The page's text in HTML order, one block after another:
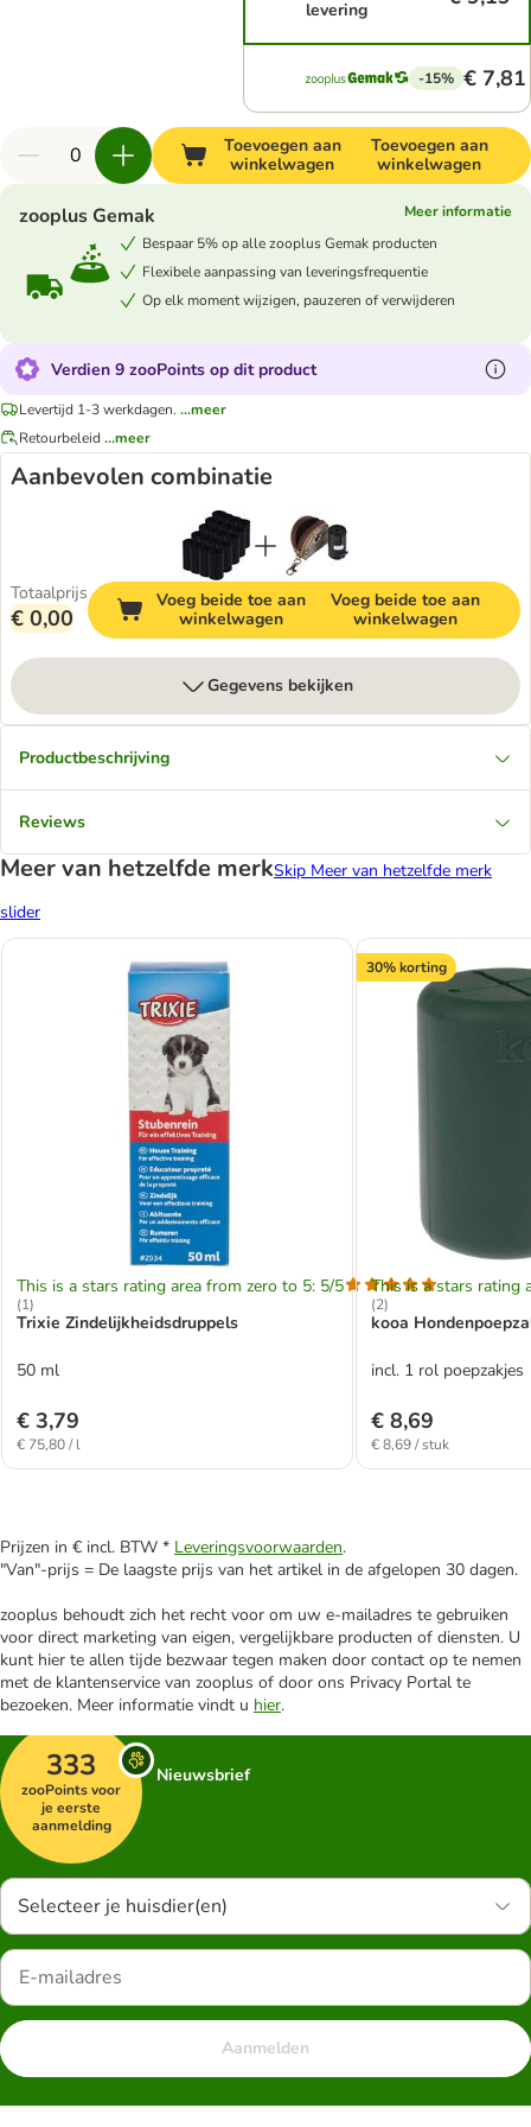
levering
-15% € 7,81
Toevoegen aan
winkelwagen
Toevoegen aan
winkelwagen
zooplus Gemak
Meer informatie
Bespaar 5% op alle zooplus Gemak producten
Flexibele aanpassing van leveringsfrequentie
Op elk moment wijzigen, pauzeren of verwijderen
Verdien 9 zooPoints op dit product
Levertijd 1-3 werkdagen. ...meer
Retourbeleid ...meer
Aanbevolen combinatie
Totaalprijs
€ 0,00
Voeg beide toe aan
winkelwagen
Voeg beide toe aan
winkelwagen
Gegevens bekijken
Productbeschrijving
Reviews
Meer van hetzelfde merkSkip Meer van hetzelfde merk
slider
This is a stars rating area from zero to 5: 5/5
(1)
Trixie Zindelijkheidsdruppels
50 ml
€ 3,79
€ 75,80 / l
30% korting
This is a stars rating
(2)
kooa
incl. 1 rol poepzakjes
€ 8,69
€ 8,69 / stuk
Prijzen in € incl. BTW * Leveringsvoorwaarden.
"Van"-prijs = De laagste prijs van het artikel in de afgelopen 30 dagen.
zooplus behoudt zich het recht voor om uw e-mailadres te gebruiken
voor direct marketing van eigen, vergelijkbare producten of diensten. U
kunt hier te allen tijde bezwaar tegen maken door contact op te nemen
met de klantenservice van zooplus of door ons Privacy Portal te
bezoeken. Meer informatie vindt u hier.
333
zooPoints voor
je eerste
aanmelding
Nieuwsbrief
Selecteer je huisdier(en)
Aanmelden